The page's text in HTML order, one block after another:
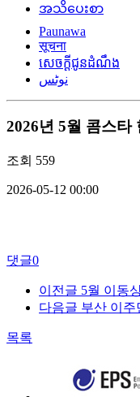
အသိပေးစာ
Paunawa
सूचना
សេចក្តីជូនដំណឹង
نوٹس
2026년 5월 콤스타
조회 559
2026-05-12 00:00
댓글0
이전글 5월 이동
다음글 부산 이주
목록